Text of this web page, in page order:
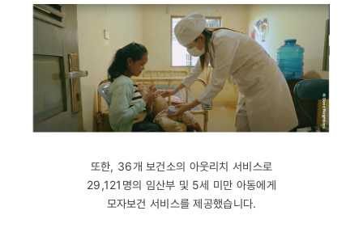
또한, 36개 보건소의 아웃리치 서비스로
29,121명의 임산부 및 5세 미만 아동에게
모자보건 서비스를 제공했습니다.